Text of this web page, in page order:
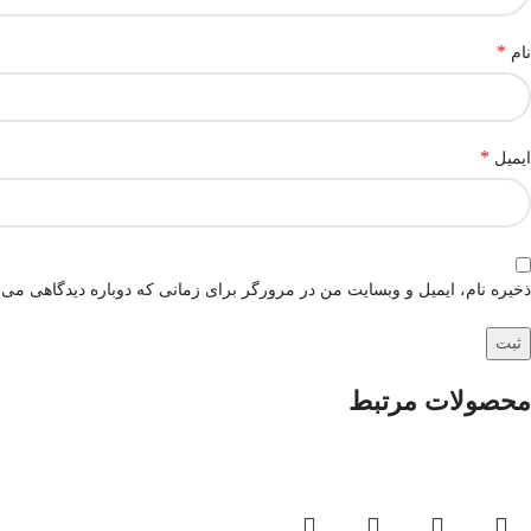
نام *
ایمیل *
ذخیره نام، ایمیل و وبسایت من در مرورگر برای زمانی که دوباره دیدگاهی
محصولات مرتبط